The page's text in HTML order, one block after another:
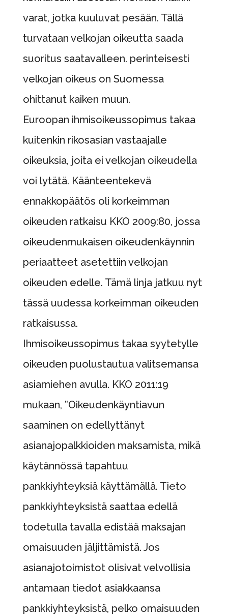
varat, jotka kuuluvat pesään. Tällä
turvataan velkojan oikeutta saada
suoritus saatavalleen. perinteisesti
velkojan oikeus on Suomessa
ohittanut kaiken muun.
Euroopan ihmisoikeussopimus takaa
kuitenkin rikosasian vastaajalle
oikeuksia, joita ei velkojan oikeudella
voi lytätä. Käänteentekevä
ennakkopäätös oli korkeimman
oikeuden ratkaisu KKO 2009:80, jossa
oikeudenmukaisen oikeudenkäynnin
periaatteet asetettiin velkojan
oikeuden edelle. Tämä linja jatkuu nyt
tässä uudessa korkeimman oikeuden
ratkaisussa.
Ihmisoikeussopimus takaa syytetylle
oikeuden puolustautua valitsemansa
asiamiehen avulla. KKO 2011:19
mukaan, ”Oikeudenkäyntiavun
saaminen on edellyttänyt
asianajopalkkioiden maksamista, mikä
käytännössä tapahtuu
pankkiyhteyksiä käyttämällä. Tieto
pankkiyhteyksistä saattaa edellä
todetulla tavalla edistää maksajan
omaisuuden jäljittämistä. Jos
asianajotoimistot olisivat velvollisia
antamaan tiedot asiakkaansa
pankkiyhteyksistä, pelko omaisuuden